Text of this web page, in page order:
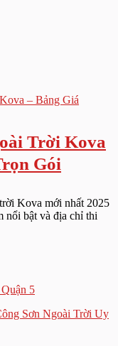
Trời Kova
Gói
Kova mới nhất 2025
nổi bật và địa chỉ thi
Sơn Ngoài Trời Uy